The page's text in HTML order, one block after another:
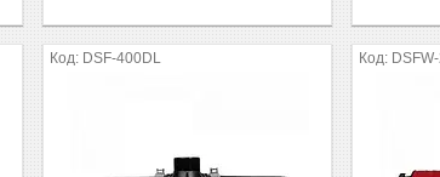
DSF-400DL